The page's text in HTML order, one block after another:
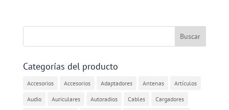
Categorías del producto
Accesorios Accesorios Adaptadores Antenas Artículos
Audio Auriculares Autoradios Cables Cargadores